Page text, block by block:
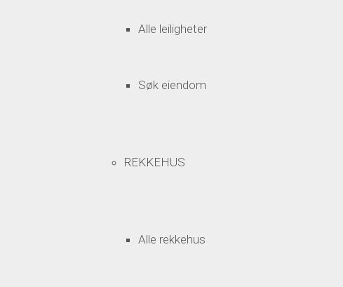
Alle leiligheter
Søk eiendom
REKKEHUS
Alle rekkehus